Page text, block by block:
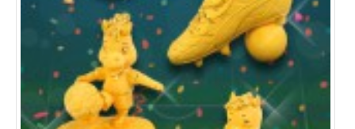
《博思創意 - 端午節紀念禮品系列》 端午佳節將至，賽龍舟
是端午節的一項重要活動。 博思創意推出一系列的端午節紀念
禮品，系列呈現出賽龍舟同舟共濟，團結一致的精神。設計精
美，是辨公室擺設、送禮或龍舟賽頒獎佳品。 企業客戶更可加
入獨特的商標及文字，更顯個性化及獨...
閱讀更多